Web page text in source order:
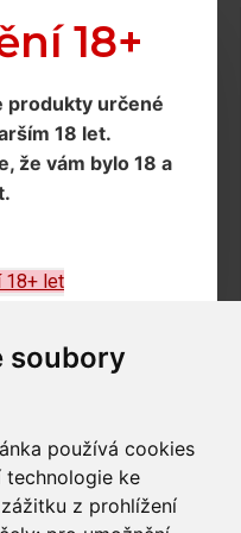
soubory
používá cookies
technologie ke
z prohlížení
18+
produkty určené
18 let.
že vám bylo 18 a
.
18+ let